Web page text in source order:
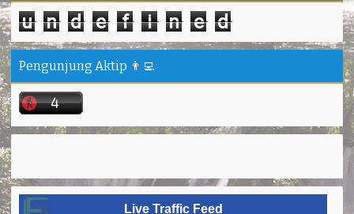
u n d e f i n e d
Pengunjung Aktip 👨‍💻
Live Traffic Feed